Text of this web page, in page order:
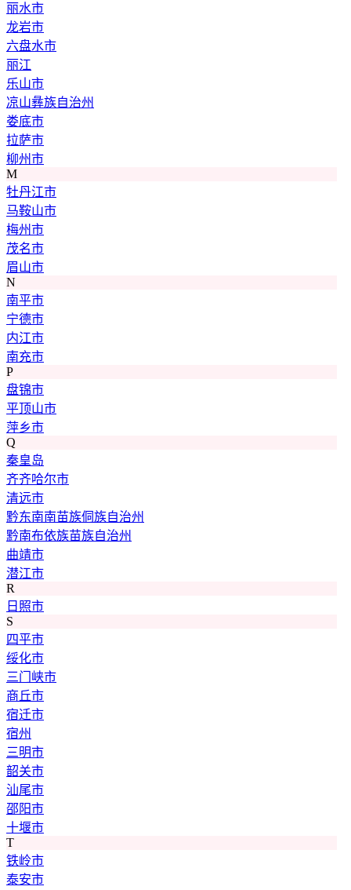
丽水市
龙岩市
六盘水市
丽江
乐山市
凉山彝族自治州
娄底市
拉萨市
柳州市
M
牡丹江市
马鞍山市
梅州市
茂名市
眉山市
N
南平市
宁德市
内江市
南充市
P
盘锦市
平顶山市
萍乡市
Q
秦皇岛
齐齐哈尔市
清远市
黔东南南苗族侗族自治州
黔南布依族苗族自治州
曲靖市
潜江市
R
日照市
S
四平市
绥化市
三门峡市
商丘市
宿迁市
宿州
三明市
韶关市
汕尾市
邵阳市
十堰市
T
铁岭市
泰安市